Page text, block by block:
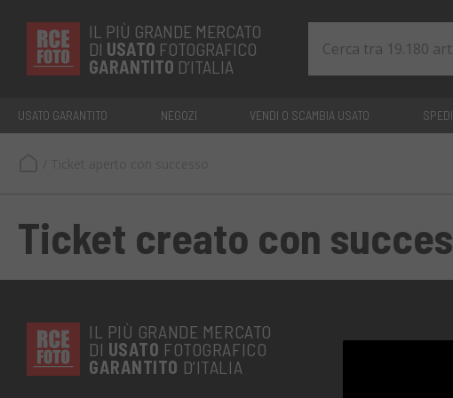
IL PIÙ GRANDE MERCATO
DI USATO FOTOGRAFICO
GARANTITO D’ITALIA
USATO GARANTITO NEGOZI VENDI O SCAMBIA USATO
Ticket creato con
IL PIÙ GRANDE MERCATO
DI USATO FOTOGRAFICO
GARANTITO D’ITALIA